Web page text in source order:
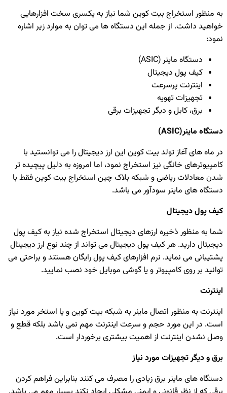
به منظور استخراج بیت کوین شما نیاز به یکسری سخت افزارهایی
خواهید داشت. از جمله این دستگاه ها می توان به موارد زیر اشاره
نمود:
دستگاه ماینر (ASIC)
کیف پول دیجیتال
اینترنت پرسرعت
تجهیزات تهویه
برق، کابل و دیگر تجهیزات برقی
دستگاه ماینر(ASIC
)
در ماه های آغاز تولد بیت کوین این ارز دیجیتال را می توانستید با
کامپیوترهای خانگی نیز استخراج نمود، اما امروزه به دلیل پیچیده تر
شدن معادلات ریاضی و شبکه بلاک چین استخراج بیت کوین فقط با
دستگاه های ماینر سودآور می باشد.
کیف پول دیجیتال
شما به منظور ذخیره ارزهای دیجیتال استخراج شده نیاز به کیف پول
دیجیتال دارید. هر کیف پول دیجیتال می تواند از چند نوع ارز دیجیتال
پشتیبانی می نماید. نرم افزارهای کیف پول رایگان هستند و براحتی می
توانید بر روی کامپیوتر و یا گوشی موبایل خود نصب نمایید.
اینترنت
اینترنت به منظور اتصال ماینر به شبکه بیت کوین و یا استخر مورد نیاز
است. در این مورد حجم و سرعت اینترنت مهم نمی باشد بلکه قطع و
وصل نشدن اینترنت از اهمیت بیشتری برخوردار است.
برق و دیگر تجهیزات مورد نیاز
دستگاه های ماینر برق زیادی را مصرف می کنند بنابراین فراهم کردن